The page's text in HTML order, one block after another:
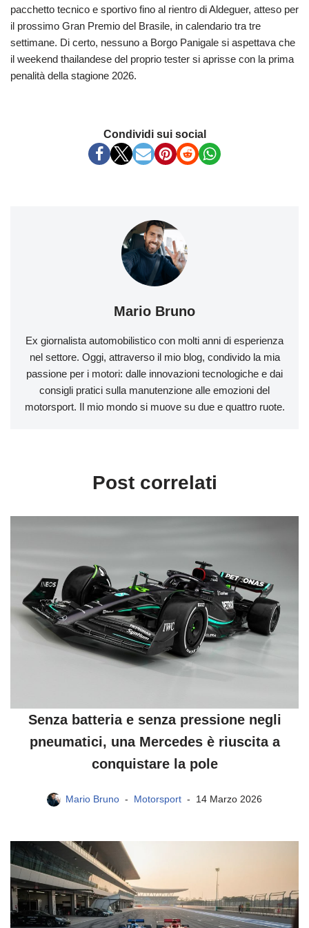
pacchetto tecnico e sportivo fino al rientro di Aldeguer, atteso per
il prossimo Gran Premio del Brasile, in calendario tra tre
settimane. Di certo, nessuno a Borgo Panigale si aspettava che
il weekend thailandese del proprio tester si aprisse con la prima
penalità della stagione 2026.
Condividi sui social
Mario Bruno
Ex giornalista automobilistico con molti anni di esperienza
nel settore. Oggi, attraverso il mio blog, condivido la mia
passione per i motori: dalle innovazioni tecnologiche e dai
consigli pratici sulla manutenzione alle emozioni del
motorsport. Il mio mondo si muove su due e quattro ruote.
Post correlati
Senza batteria e senza pressione negli
pneumatici, una Mercedes è riuscita a
conquistare la pole
Mario Bruno Motorsport 14 Marzo 2026